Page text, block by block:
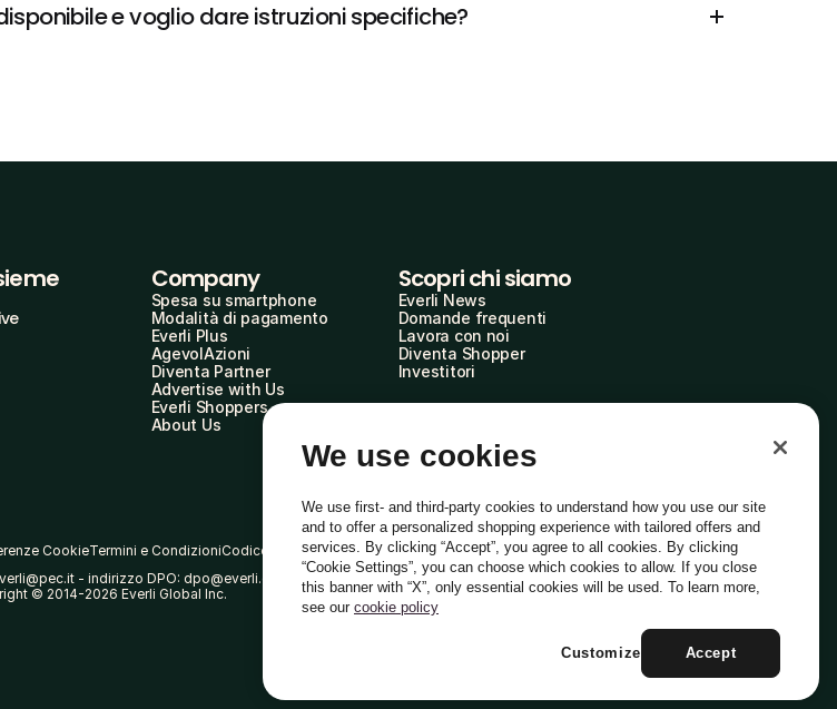
e voglio dare istruzioni specifiche?
Company
Spesa su smartphone
Modalità di pagamento
Everli Plus
AgevolAzioni
Diventa Partner
Advertise with Us
Everli Shoppers
About Us
Scopri chi siamo
Everli News
Domande frequenti
Lavora con noi
Diventa Shopper
Investitori
CookieTermini e CondizioniCodice Etico
- indirizzo DPO: dpo@everli.com
© 2014-2026 Everli Global Inc.
Italiano
We use cookies
We use first- and third-party cookies to understand how you use our site
and to offer a personalized shopping experience with tailored offers and
services. By clicking “Accept”, you agree to all cookies. By clicking
“Cookie Settings”, you can choose which cookies to allow. If you close
this banner with “X”, only essential cookies will be used. To learn more,
see our cookie policy
Accept
Customize